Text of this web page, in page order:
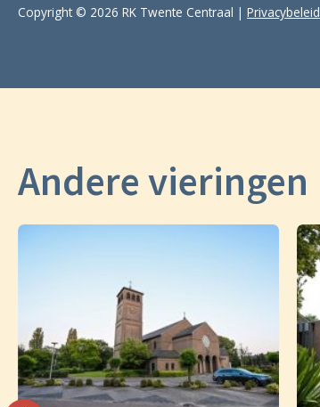
Copyright © 2026 RK Twente Centraal | Privacybeleid
Andere vieringen